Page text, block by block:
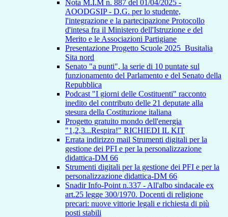
Nota M.I.M n. 887 del 01/04/2025 -
AOODGSIP - D.G. per lo studente,
l'integrazione e la partecipazione Protocollo
d'intesa fra il Ministero dell'Istruzione e del
Merito e le Associazioni Partigiane
Presentazione Progetto Scuole 2025_Busitalia
Sita nord
Senato "a punti", la serie di 10 puntate sul
funzionamento del Parlamento e del Senato della
Repubblica
Podcast "I giorni delle Costituenti" racconto
inedito del contributo delle 21 deputate alla
stesura della Costituzione italiana
Progetto gratuito mondo dell'energia
"1,2,3...Respira!" RICHIEDI IL KIT
Errata indirizzo mail Strumenti digitali per la
gestione dei PFI e per la personalizzazione
didattica-DM 66
Strumenti digitali per la gestione dei PFI e per la
personalizzazione didattica-DM 66
Snadir Info-Point n.337 - All'albo sindacale ex
art.25 legge 300/1970. Docenti di religione
precari: nuove vittorie legali e richiesta di più
posti stabili